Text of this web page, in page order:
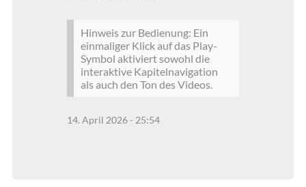
Hinweis zur Bedienung: Ein
einmaliger Klick auf das Play-
Symbol aktiviert sowohl die
interaktive Kapitelnavigation
als auch den Ton des Videos.
14. April 2026 - 25:54